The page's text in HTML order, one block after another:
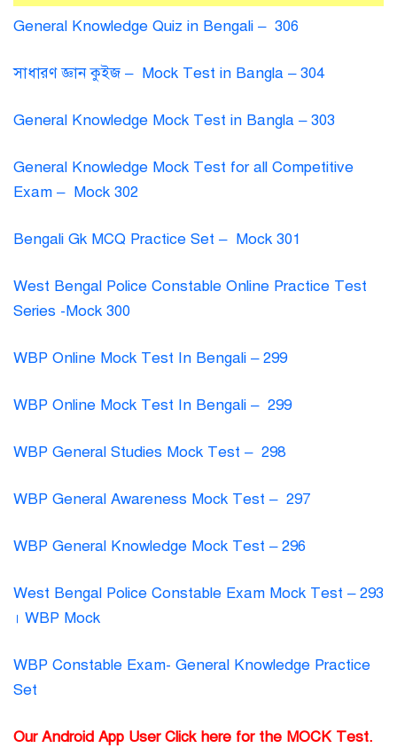
General Knowledge Quiz in Bengali – 306
সাধারণ জ্ঞান কুইজ – Mock Test in Bangla – 304
General Knowledge Mock Test in Bangla – 303
General Knowledge Mock Test for all Competitive
Exam – Mock 302
Bengali Gk MCQ Practice Set – Mock 301
West Bengal Police Constable Online Practice Test
Series -Mock 300
WBP Online Mock Test In Bengali – 299
WBP Online Mock Test In Bengali – 299
WBP General Studies Mock Test – 298
WBP General Awareness Mock Test – 297
WBP General Knowledge Mock Test – 296
West Bengal Police Constable Exam Mock Test – 293
। WBP Mock
WBP Constable Exam- General Knowledge Practice
Set
Our Android App User Click here for the MOCK Test.